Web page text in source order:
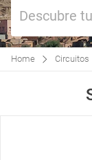
Descubre
Home Circuitos